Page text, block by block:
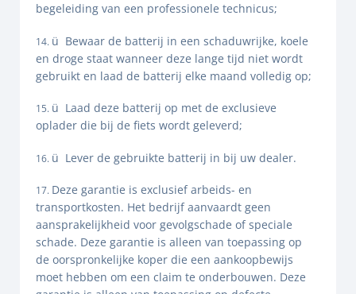
begeleiding van een professionele technicus;
ü Bewaar de batterij in een schaduwrijke, koele
en droge staat wanneer deze lange tijd niet wordt
gebruikt en laad de batterij elke maand volledig op;
ü Laad deze batterij op met de exclusieve
oplader die bij de fiets wordt geleverd;
ü Lever de gebruikte batterij in bij uw dealer.
Deze garantie is exclusief arbeids- en
transportkosten. Het bedrijf aanvaardt geen
aansprakelijkheid voor gevolgschade of speciale
schade. Deze garantie is alleen van toepassing op
de oorspronkelijke koper die een aankoopbewijs
moet hebben om een ​​claim te onderbouwen. Deze